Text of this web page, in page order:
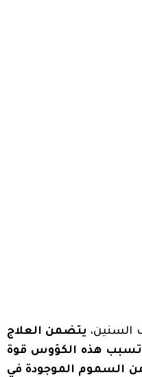
السنين، يتضمن العلاج
تسبب هذه الكؤوس قوة
السموم الموجودة في